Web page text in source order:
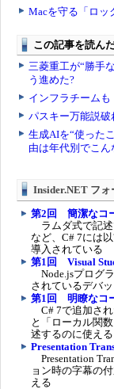
Insider.NET フ
第2回 簡潔なコ
ラムダ式で記述
など、C# 7には
導入されている
第1回 Visual
Node.jsプログ
されているデバ
第1回 明瞭なコ
C# 7で追加され
と「ローカル関
述するのに使える
Presentation
Presentation
ョン時の字幕の
える